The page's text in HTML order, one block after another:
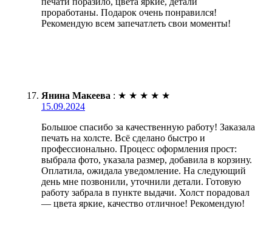
проработаны. Подарок очень понравился!
Рекомендую всем запечатлеть свои моменты!
Янина Макеева : ★ ★ ★ ★ ★
15.09.2024
Большое спасибо за качественную работу! Заказала
печать на холсте. Всё сделано быстро и
профессионально. Процесс оформления прост:
выбрала фото, указала размер, добавила в корзину.
Оплатила, ожидала уведомление. На следующий
день мне позвонили, уточнили детали. Готовую
работу забрала в пункте выдачи. Холст порадовал
— цвета яркие, качество отличное! Рекомендую!